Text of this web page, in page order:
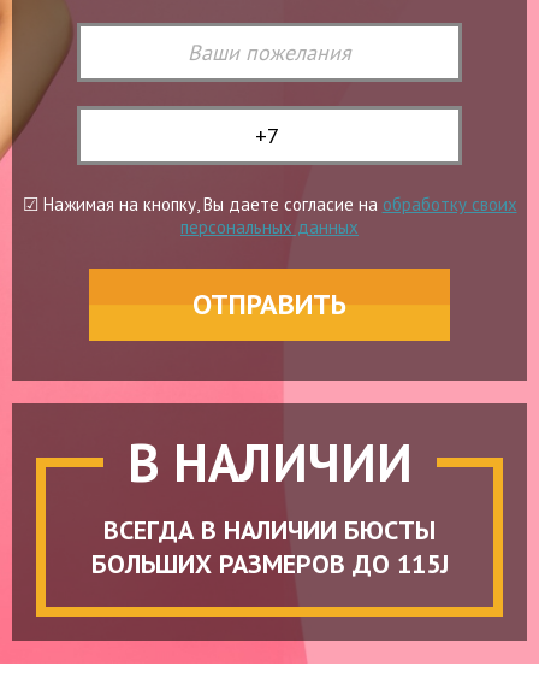
☑ Нажимая на кнопку, Вы даете согласие на обработку своих
персональных данных
ОТПРАВИТЬ
В НАЛИЧИИ
ВСЕГДА В НАЛИЧИИ БЮСТЫ
БОЛЬШИХ РАЗМЕРОВ ДО 115J